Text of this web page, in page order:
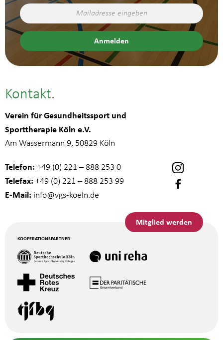
Kontakt
Verein für Gesundheitssport und
Sporttherapie Köln e.V.
Am Wassermann 9, 50829 Köln
Telefon: +49 (0) 221 – 888 253 0
Telefax: +49 (0) 221 – 888 253 99
E-Mail: info@vgs-koeln.de
Mitglied werden
KOOPERATIONSPARTNER